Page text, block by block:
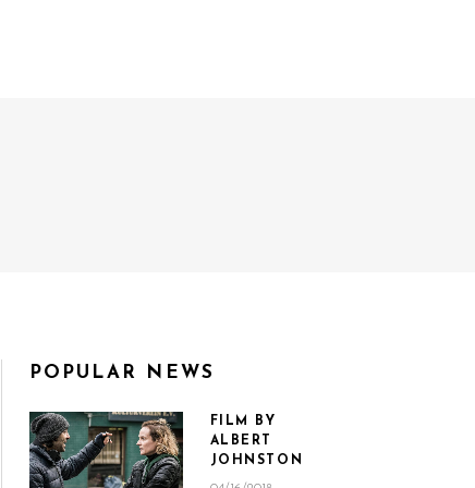
POPULAR NEWS
FILM BY
ALBERT
JOHNSTON